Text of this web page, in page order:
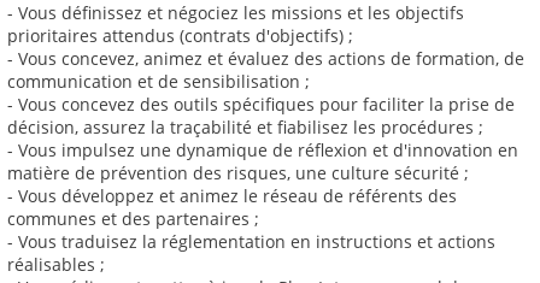
- Vous définissez et négociez les missions et les objectifs
prioritaires attendus (contrats d'objectifs) ;
- Vous concevez, animez et évaluez des actions de formation, de
communication et de sensibilisation ;
- Vous concevez des outils spécifiques pour faciliter la prise de
décision, assurez la traçabilité et fiabilisez les procédures ;
- Vous impulsez une dynamique de réflexion et d'innovation en
matière de prévention des risques, une culture sécurité ;
- Vous développez et animez le réseau de référents des
communes et des partenaires ;
- Vous traduisez la réglementation en instructions et actions
réalisables ;